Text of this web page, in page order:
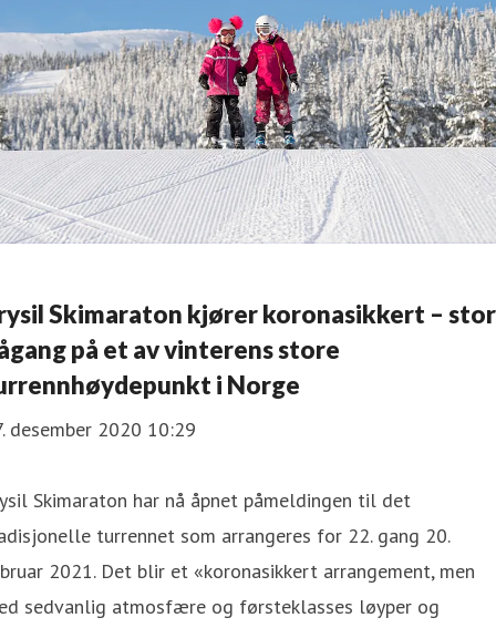
Skimaraton kjører koronasikkert – stor
på et av vinterens store
i Norge
desember 2020 10:29
Skimaraton har nå åpnet påmeldingen til det
turrennet som arrangeres for 22. gang 20.
2021. Det blir et «koronasikkert arrangement, men
sedvanlig atmosfære og førsteklasses løyper og